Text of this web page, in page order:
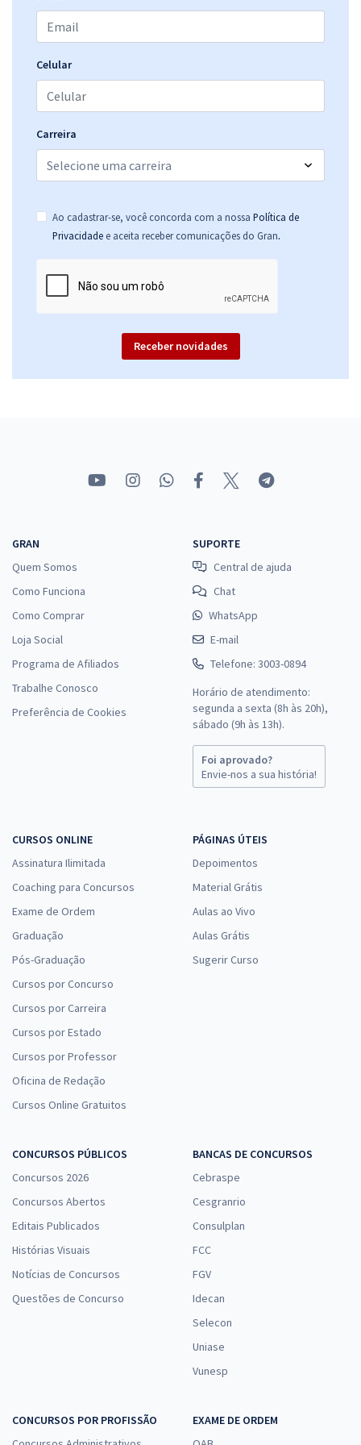
Mato Grosso - Professor de Educação Básica do Estado de Mato
R$ 422,80à vista
Economize R$ 105,70 (-20%)
Comprar
Mato Grosso - Professor de Educação Básica do Estado de Mato
Grosso - Habilitação: Língua Estrangeira - Inglês
R$ 422,80à vista
ou 12x deR$35,23
Economize R$ 105,70 (-20%)
Comprar
Mato Grosso - Professor de Educação Básica do Estado de Mato
Grosso - Habilitação: Língua Portuguesa
Comprar
Celular
Carreira
Ao cadastrar-se, você concorda com a nossa Política de
Privacidade e aceita receber comunicações do Gran.
Receber novidades
GRAN
Quem Somos
Como Funciona
Como Comprar
Loja Social
Programa de Afiliados
Trabalhe Conosco
Preferência de Cookies
SUPORTE
Central de ajuda
Chat
WhatsApp
E-mail
Telefone: 3003-0894
Horário de atendimento:
segunda a sexta (8h às 20h),
sábado (9h às 13h).
Foi aprovado?
Envie-nos a sua história!
CURSOS ONLINE
Assinatura Ilimitada
Coaching para Concursos
Exame de Ordem
Graduação
Pós-Graduação
Cursos por Concurso
Cursos por Carreira
Cursos por Estado
Cursos por Professor
Oficina de Redação
Cursos Online Gratuitos
PÁGINAS ÚTEIS
Depoimentos
Material Grátis
Aulas ao Vivo
Aulas Grátis
Sugerir Curso
CONCURSOS PÚBLICOS
Concursos 2026
Concursos Abertos
Editais Publicados
Histórias Visuais
Notícias de Concursos
Questões de Concurso
BANCAS DE CONCURSOS
Cebraspe
Cesgranrio
Consulplan
FCC
FGV
Idecan
Selecon
Uniase
Vunesp
CONCURSOS POR PROFISSÃO
EXAME DE ORDEM